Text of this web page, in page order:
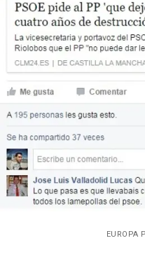
EUROPA